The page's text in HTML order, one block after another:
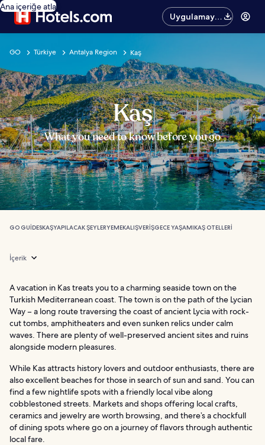
Ana içeriğe atla
Uygulamayı
edinin
GO Türkiye Antalya Region Kaş
Kaş
What you need to know before you go
GO GUIDESKAŞYAPILACAK ŞEYLERYEMEKALIŞVERIŞGECE YAŞAMIKAŞ OTELLERI
İçerik
A vacation in Kas treats you to a charming seaside town on the
Turkish Mediterranean coast. The town is on the path of the Lycian
Way – a long route traversing the coast of ancient Lycia with rock-
cut tombs, amphitheaters and even sunken relics under calm
waves. There are plenty of well-preserved ancient sites and ruins
alongside modern pleasures.
While Kas attracts history lovers and outdoor enthusiasts, there are
also excellent beaches for those in search of sun and sand. You can
find a few nightlife spots with a friendly local vibe along
cobblestoned streets. Markets and shops offering local crafts,
ceramics and jewelry are worth browsing, and there’s a chockfull
of dining spots where go on a journey of flavors through authentic
local fare.